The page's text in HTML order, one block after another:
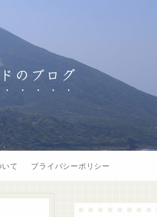
のブログ
て プライバシーポリシー